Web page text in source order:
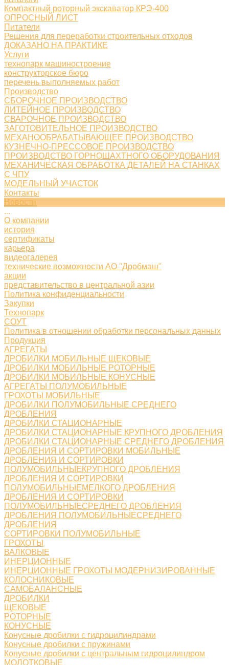
Компактный роторный экскаватор КРЭ-400
ОПРОСНЫЙ ЛИСТ
Питатели
Решения для переработки строительных отходов
ДОКАЗАНО НА ПРАКТИКЕ
Услуги
технопарк машиностроение
конструкторское бюро
перечень выполняемых работ
Производство
СБОРОЧНОЕ ПРОИЗВОДСТВО
ЛИТЕЙНОЕ ПРОИЗВОДСТВО
СВАРОЧНОЕ ПРОИЗВОДСТВО
ЗАГОТОВИТЕЛЬНОЕ ПРОИЗВОДСТВО
МЕХАНООБРАБАТЫВАЮЩЕЕ ПРОИЗВОДСТВО
КУЗНЕЧНО-ПРЕССОВОЕ ПРОИЗВОДСТВО
ПРОИЗВОДСТВО ГОРНОШАХТНОГО ОБОРУДОВАНИЯ
МЕХАНИЧЕСКАЯ ОБРАБОТКА ДЕТАЛЕЙ НА СТАНКАХ
С ЧПУ
МОДЕЛЬНЫЙ УЧАСТОК
Контакты
Новости
...
О компании
история
сертификаты
карьера
видеогалерея
технические возможности АО "Дробмаш"
акции
представительство в центральной азии
Политика конфиденциальности
Закупки
Технопарк
СОУТ
Политика в отношении обработки персональных данных
Продукция
АГРЕГАТЫ
ДРОБИЛКИ МОБИЛЬНЫЕ ЩЕКОВЫЕ
ДРОБИЛКИ МОБИЛЬНЫЕ РОТОРНЫЕ
ДРОБИЛКИ МОБИЛЬНЫЕ КОНУСНЫЕ
АГРЕГАТЫ ПОЛУМОБИЛЬНЫЕ
ГРОХОТЫ МОБИЛЬНЫЕ
ДРОБИЛКИ ПОЛУМОБИЛЬНЫЕ СРЕДНЕГО
ДРОБЛЕНИЯ
ДРОБИЛКИ СТАЦИОНАРНЫЕ
ДРОБИЛКИ СТАЦИОНАРНЫЕ КРУПНОГО ДРОБЛЕНИЯ
ДРОБИЛКИ СТАЦИОНАРНЫЕ СРЕДНЕГО ДРОБЛЕНИЯ
ДРОБЛЕНИЯ И СОРТИРОВКИ МОБИЛЬНЫЕ
ДРОБЛЕНИЯ И СОРТИРОВКИ
ПОЛУМОБИЛЬНЫЕКРУПНОГО ДРОБЛЕНИЯ
ДРОБЛЕНИЯ И СОРТИРОВКИ
ПОЛУМОБИЛЬНЫЕМЕЛКОГО ДРОБЛЕНИЯ
ДРОБЛЕНИЯ И СОРТИРОВКИ
ПОЛУМОБИЛЬНЫЕСРЕДНЕГО ДРОБЛЕНИЯ
ДРОБЛЕНИЯ ПОЛУМОБИЛЬНЫЕСРЕДНЕГО
ДРОБЛЕНИЯ
СОРТИРОВКИ ПОЛУМОБИЛЬНЫЕ
ГРОХОТЫ
ВАЛКОВЫЕ
ИНЕРЦИОННЫЕ
ИНЕРЦИОННЫЕ ГРОХОТЫ МОДЕРНИЗИРОВАННЫЕ
КОЛОСНИКОВЫЕ
САМОБАЛАНСНЫЕ
ДРОБИЛКИ
ЩЕКОВЫЕ
РОТОРНЫЕ
КОНУСНЫЕ
Конусные дробилки с гидроцилиндрами
Конусные дробилки с пружинами
Конусные дробилки с центральным гидроцилиндром
МОЛОТКОВЫЕ